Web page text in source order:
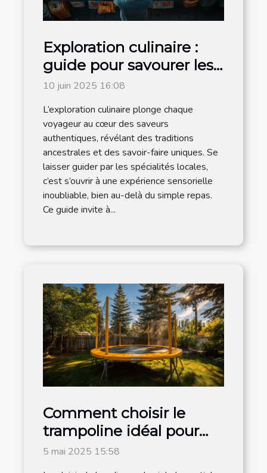
Exploration culinaire :
guide pour savourer les
traditions locales
10 juin 2025 16:08
L’exploration culinaire plonge chaque
voyageur au cœur des saveurs
authentiques, révélant des traditions
ancestrales et des savoir-faire uniques. Se
laisser guider par les spécialités locales,
c’est s’ouvrir à une expérience sensorielle
inoubliable, bien au-delà du simple repas.
Ce guide invite à...
Comment choisir le
trampoline idéal pour
votre jardin
5 mai 2025 15:58